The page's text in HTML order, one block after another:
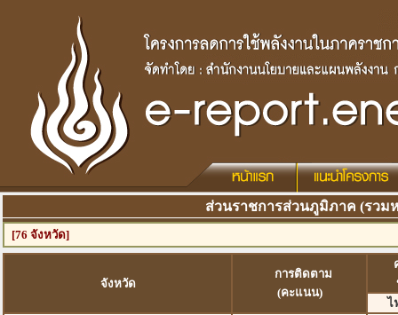
ส่วนราชการส่วนภูมิภาค (รวมห
[76 จังหวัด]
จังหวัด
การติดตาม
(คะแนน)
ไ